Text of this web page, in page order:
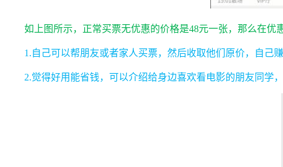
如上图所示，正常买票无优惠的价格是48元一张，那么在优
1.自己可以帮朋友或者家人买票，然后收取他们原价，自己赚
2.觉得好用能省钱，可以介绍给身边喜欢看电影的朋友同学